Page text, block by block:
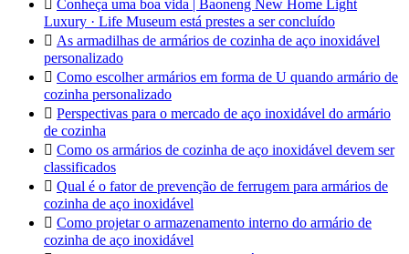
 Conheça uma boa vida | Baoneng New Home Light
Luxury · Life Museum está prestes a ser concluído
 As armadilhas de armários de cozinha de aço inoxidável
personalizado
 Como escolher armários em forma de U quando armário de
cozinha personalizado
 Perspectivas para o mercado de aço inoxidável do armário
de cozinha
 Como os armários de cozinha de aço inoxidável devem ser
classificados
 Qual é o fator de prevenção de ferrugem para armários de
cozinha de aço inoxidável
 Como projetar o armazenamento interno do armário de
cozinha de aço inoxidável